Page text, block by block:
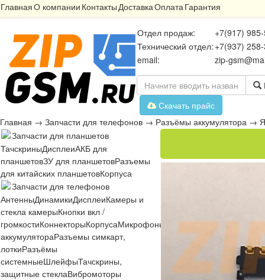
ГлавнаяО компании КонтактыДоставкаОплатаГарантия
Отдел продаж:
+7(917)
Технический отдел: +7(937)
email:
zip-
Скачать прайс
Главная → Запчасти для телефонов → Разъёмы аккумулятора →
Запчасти для планшетов
ТачскриныДисплеиАКБ для
планшетовЗУ для планшетовРазъемы
для китайских планшетовКорпуса
Запчасти для телефонов
АнтенныДинамикиДисплеиКамеры и
стекла камерыКнопки вкл /
громкостиКоннекторыКорпусаМикрофоны МикросхемыПлаты
аккумулятораРазъемы симкарт,
лоткиРазъёмы
системныеШлейфыТачскрины,
защитные стеклаВибромоторы